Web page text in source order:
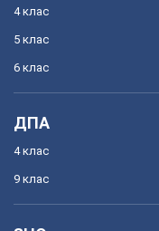
4 клас
5 клас
6 клас
ДПА
4 клас
9 клас